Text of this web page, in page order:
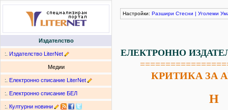
Издателство
:. Издателство LiterNet
Медии
:. Електронно списание LiterNet
:. Електронно списание БЕЛ
:. Културни новини
Настройки: Разшири Стесни | Уголеми
ЕЛЕКТРОННО
КРИТИКА ЗА
Н